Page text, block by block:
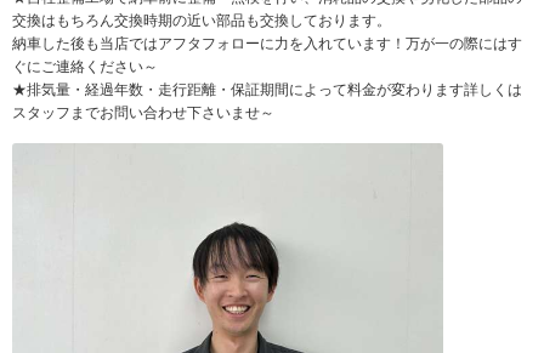
交換はもちろん交換時期の近い部品も交換しております。
納車した後も当店ではアフタフォローに力を入れています！万が一の際にはす
ぐにご連絡ください～
★排気量・経過年数・走行距離・保証期間によって料金が変わります詳しくは
スタッフまでお問い合わせ下さいませ～